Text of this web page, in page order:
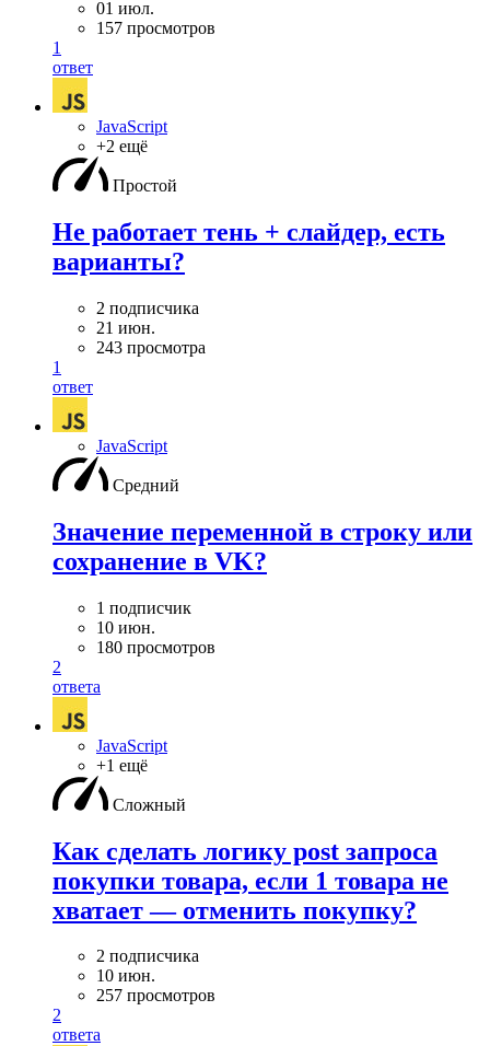
01 июл.
157 просмотров
1
ответ
JavaScript
+2 ещё
Простой
Не работает тень + слайдер, есть
варианты?
2 подписчика
21 июн.
243 просмотра
1
ответ
JavaScript
Средний
Значение переменной в строку или
сохранение в VK?
1 подписчик
10 июн.
180 просмотров
2
ответа
JavaScript
+1 ещё
Сложный
Как сделать логику post запроса
покупки товара, если 1 товара не
хватает — отменить покупку?
2 подписчика
10 июн.
257 просмотров
2
ответа